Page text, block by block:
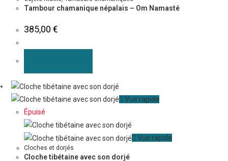
Tambour chamanique népalais – Om Namasté
385,00€
Vue rapide
Épuisé
Vue rapide
Cloches et dorjés
Cloche tibétaine avec son dorjé